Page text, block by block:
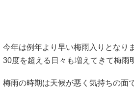
今年は例年より早い梅雨入りとなり
30度を超える日々も増えてきて梅雨
梅雨の時期は天候が悪く気持ちの面